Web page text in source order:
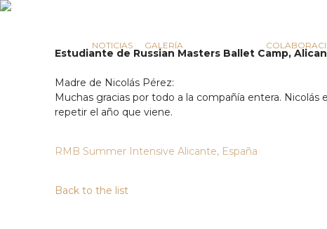
NOTICIAS GALERÍA
Estudiante de Russian Masters Ballet Camp,
Madre de Nicolás Pérez:
Muchas gracias por todo a la compañía entera.
repetir el año que viene.
RMB Summer Intensive Alicante, España
Back to the list